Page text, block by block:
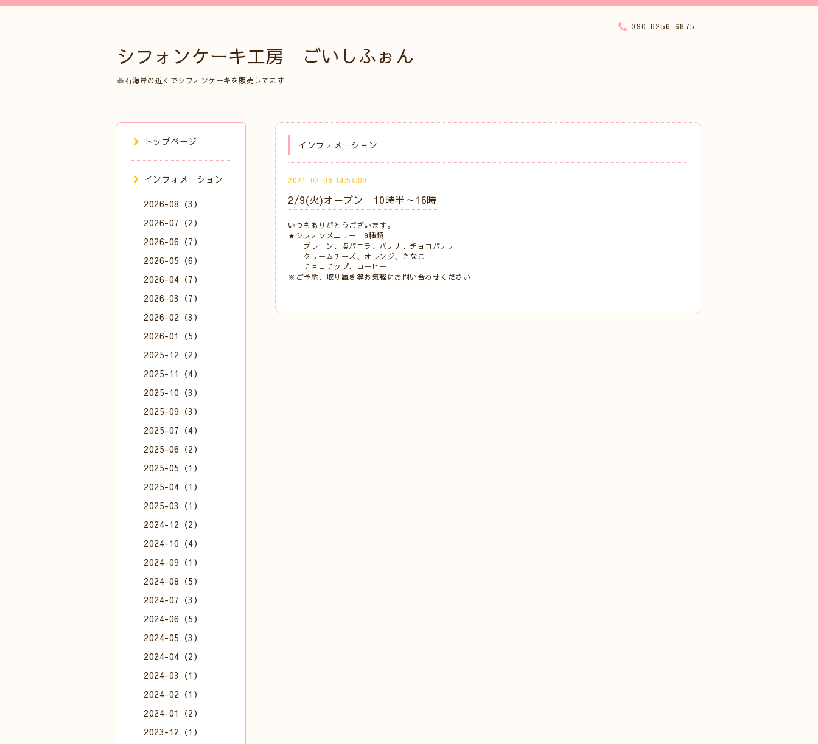
シフォンケーキ工房 ごいしふぉん
碁石海岸の近くでシフォンケーキを販売してます
090-6256-6875
インフォメーション
2021-02-08 14:54:00
2/9(火)オープン 10時半～16時
いつもありがとうございます。
★シフォンメニュー 9種類
プレーン、塩バニラ、バナナ、チョコバナナ
クリームチーズ、オレンジ、きなこ
チョコチップ、コーヒー
※ご予約、取り置き等お気軽にお問い合わせください
トップページ
インフォメーション
2026-08（3）
2026-07（2）
2026-06（7）
2026-05（6）
2026-04（7）
2026-03（7）
2026-02（3）
2026-01（5）
2025-12（2）
2025-11（4）
2025-10（3）
2025-09（3）
2025-07（4）
2025-06（2）
2025-05（1）
2025-04（1）
2025-03（1）
2024-12（2）
2024-10（4）
2024-09（1）
2024-08（5）
2024-07（3）
2024-06（5）
2024-05（3）
2024-04（2）
2024-03（1）
2024-02（1）
2024-01（2）
2023-12（1）